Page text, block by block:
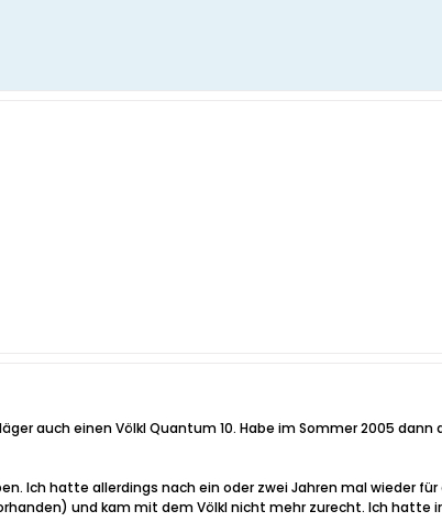
auch einen Völkl Quantum 10. Habe im Sommer 2005 dann
Ich hatte allerdings nach ein oder zwei Jahren mal wieder für
und kam mit dem Völkl nicht mehr zurecht. Ich hatte